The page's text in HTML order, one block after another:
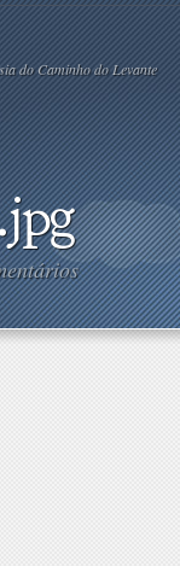
do Caminho do Levante